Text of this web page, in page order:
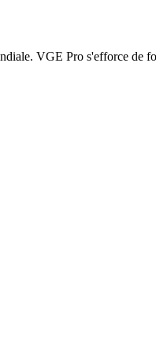
VGE Pro s'efforce de